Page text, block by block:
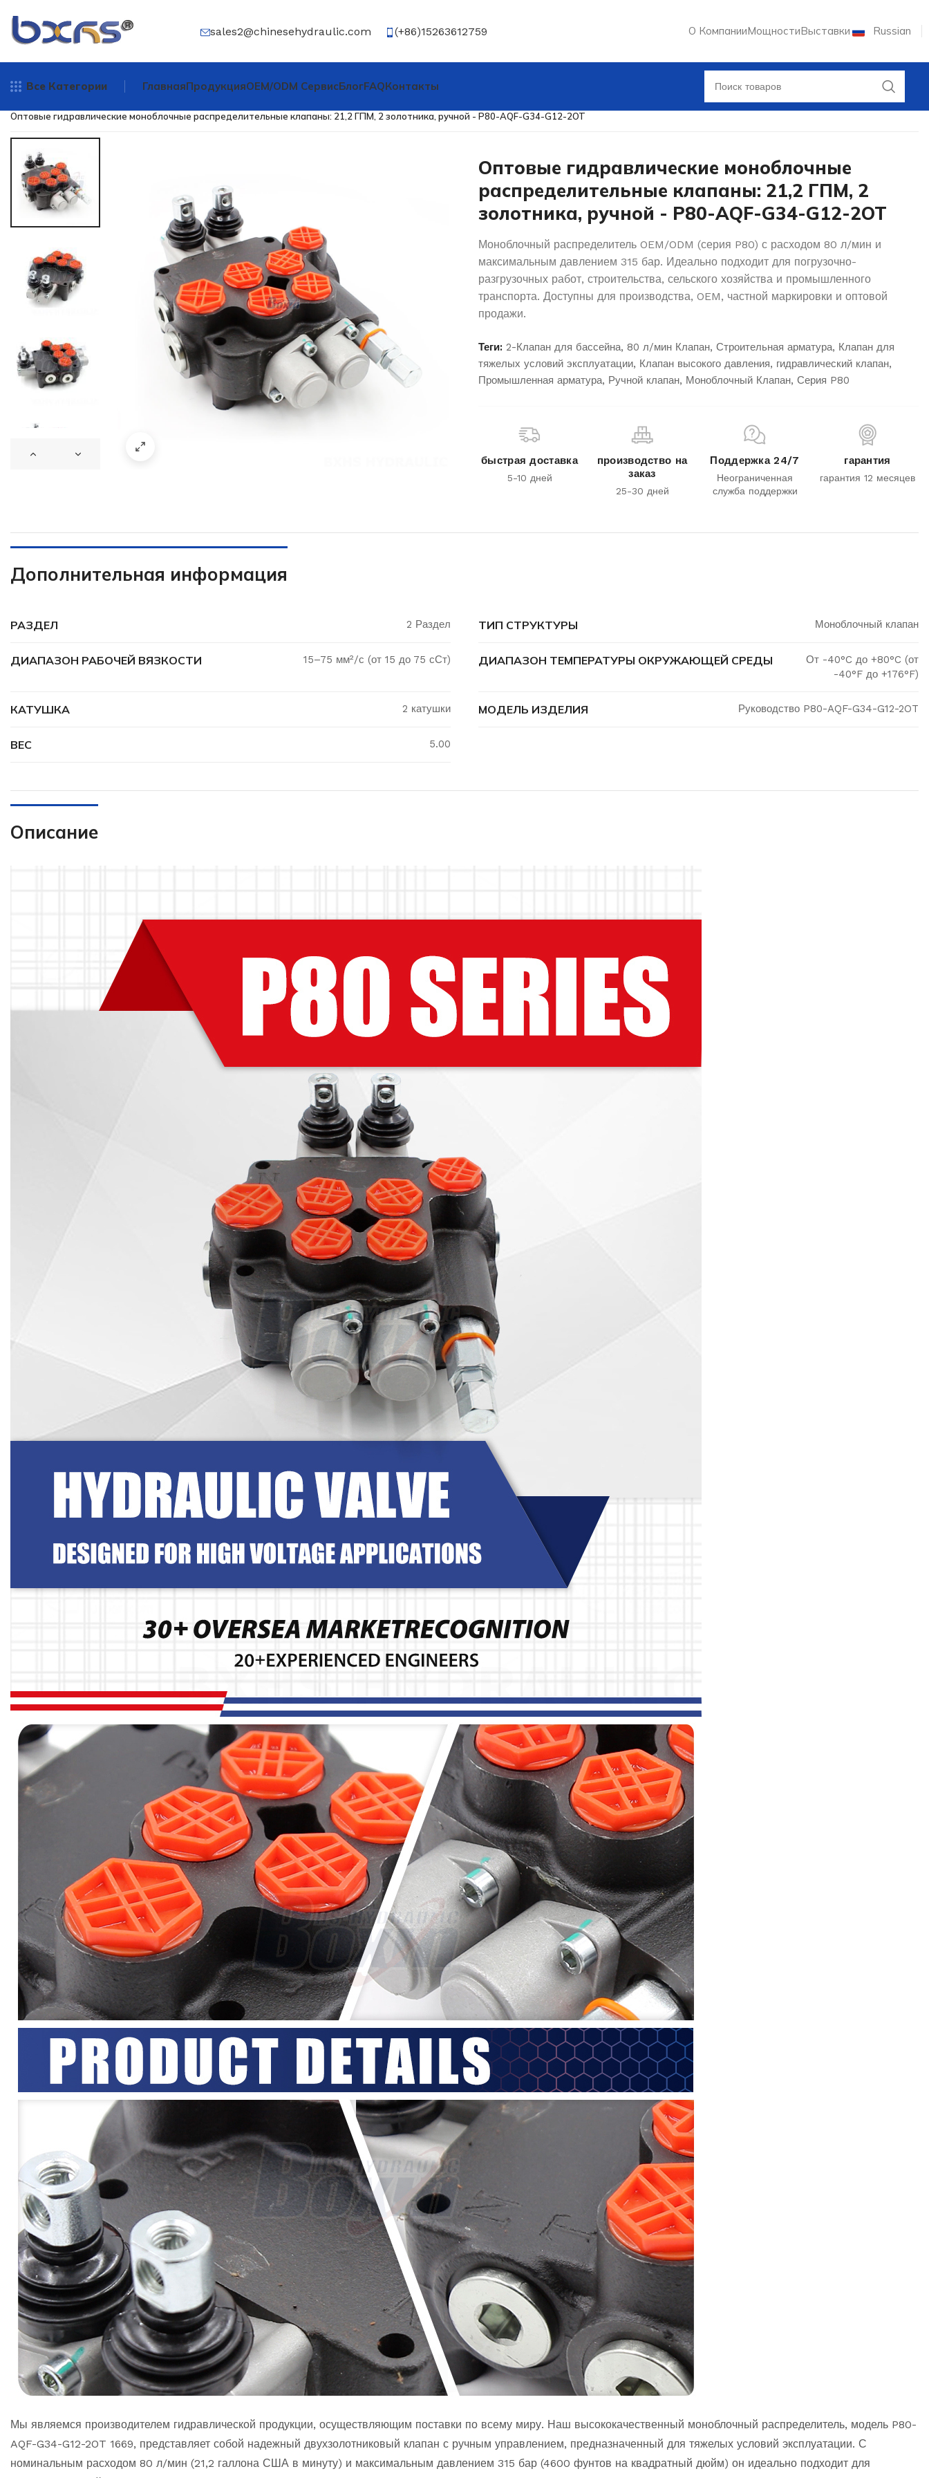
sales2@chinesehydraulic.com (+86)15263612759 О КомпанииМощностиВыставки Russian
Все Категории ГлавнаяПродукцияOEM/ODM СервисБлогFAQКонтакты
Оптовые гидравлические моноблочные распределительные клапаны: 21,2 ГПМ, 2 золотника, ручной - P80-AQF-G34-G12-2OT
Оптовые гидравлические моноблочные
распределительные клапаны: 21,2 ГПМ, 2
золотника, ручной - P80-AQF-G34-G12-2OT
Моноблочный распределитель OEM/ODM (серия P80) с расходом 80 л/мин и
максимальным давлением 315 бар. Идеально подходит для погрузочно-
разгрузочных работ, строительства, сельского хозяйства и промышленного
транспорта. Доступны для производства, OEM, частной маркировки и оптовой
продажи.
Теги: 2-Клапан для бассейна, 80 л/мин Клапан, Строительная арматура, Клапан для
тяжелых условий эксплуатации, Клапан высокого давления, гидравлический клапан,
Промышленная арматура, Ручной клапан, Моноблочный Клапан, Серия P80
быстрая доставка
5-10 дней
производство на
заказ
25-30 дней
Поддержка 24/7
Неограниченная
служба поддержки
гарантия
гарантия 12 месяцев
Дополнительная информация
РАЗДЕЛ 2 Раздел ТИП СТРУКТУРЫ Моноблочный клапан
ДИАПАЗОН РАБОЧЕЙ ВЯЗКОСТИ 15–75 мм²/с (от 15 до 75 сСт) ДИАПАЗОН ТЕМПЕРАТУРЫ ОКРУЖАЮЩЕЙ СРЕДЫ
От -40°C до +80°C (от
-40°F до +176°F)
КАТУШКА 2 катушки МОДЕЛЬ ИЗДЕЛИЯ Руководство P80-AQF-G34-G12-2OT
ВЕС 5.00
Описание
Мы являемся производителем гидравлической продукции, осуществляющим поставки по всему миру. Наш высококачественный моноблочный распределитель, модель P80-
AQF-G34-G12-2OT 1669, представляет собой надежный двухзолотниковый клапан с ручным управлением, предназначенный для тяжелых условий эксплуатации. С
номинальным расходом 80 л/мин (21,2 галлона США в минуту) и максимальным давлением 315 бар (4600 фунтов на квадратный дюйм) он идеально подходит для